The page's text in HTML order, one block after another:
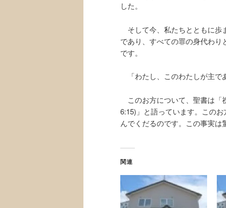
した。
そして今、私たちとともに歩
であり、すべての罪の身代わり
です。
「わたし、このわたしが主で
このお方について、聖書は「
6:15)」と語っています。この
んでくだるのです。この事実は
関連